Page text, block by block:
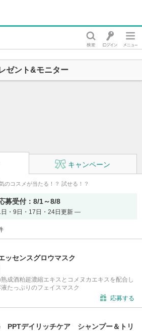
ゼント&モニター
キャンペーン
のコスメが当たる！？ 試せる！？
募受付：8/1～8/8
・9日・17日・24日更新 ―
ッセンスグロウマスク
成酒粕超濃縮エキスとコメヌカエキスを配合し
たっぷりのフェイスマスク
応募する
PPTデイリッチケア シャンプー＆トリ